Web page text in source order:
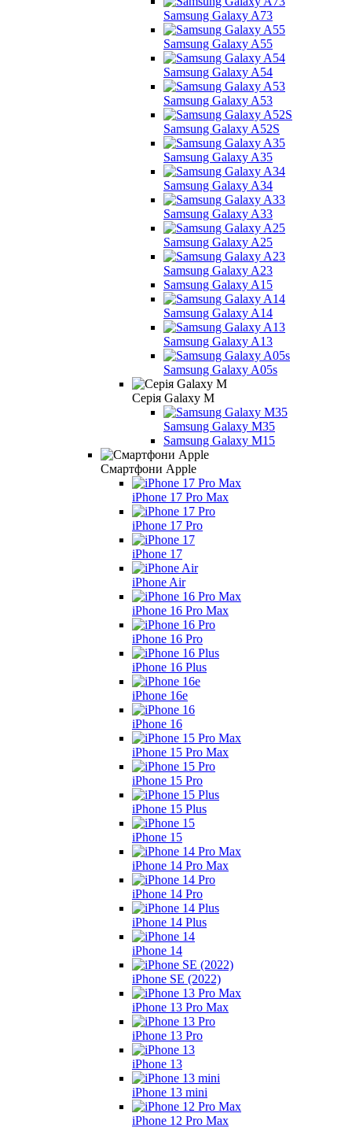
Samsung Galaxy A73
Samsung Galaxy A55
Samsung Galaxy A54
Samsung Galaxy A53
Samsung Galaxy A52S
Samsung Galaxy A35
Samsung Galaxy A34
Samsung Galaxy A33
Samsung Galaxy A25
Samsung Galaxy A23
Samsung Galaxy A15
Samsung Galaxy A14
Samsung Galaxy A13
Samsung Galaxy A05s
Серія Galaxy M
Samsung Galaxy M35
Samsung Galaxy M15
Смартфони Apple
iPhone 17 Pro Max
iPhone 17 Pro
iPhone 17
iPhone Air
iPhone 16 Pro Max
iPhone 16 Pro
iPhone 16 Plus
iPhone 16e
iPhone 16
iPhone 15 Pro Max
iPhone 15 Pro
iPhone 15 Plus
iPhone 15
iPhone 14 Pro Max
iPhone 14 Pro
iPhone 14 Plus
iPhone 14
iPhone SE (2022)
iPhone 13 Pro Max
iPhone 13 Pro
iPhone 13
iPhone 13 mini
iPhone 12 Pro Max